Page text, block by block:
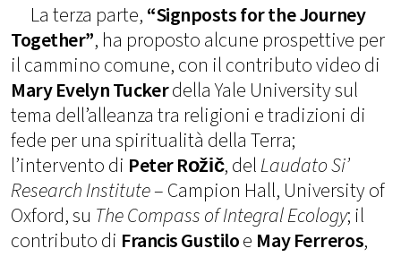
La terza parte,“Signposts for the Journey
Together”, ha proposto alcune prospettive per
il cammino comune, con il contributo video di
Mary Evelyn Tuckerdella Yale University sul
tema dell’alleanza tra religioni e tradizioni di
fede per una spiritualità della Terra;
l’intervento di Peter Rožič, delLaudato Si’
Research Institute– Campion Hall, University of
Oxford, su The Compass of Integral Ecology; il
contributo di Francis Gustiloe May Ferreros,